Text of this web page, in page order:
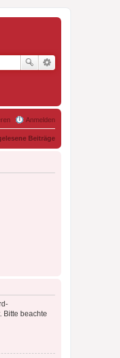
Anmelden
Beiträge
Bitte beachte